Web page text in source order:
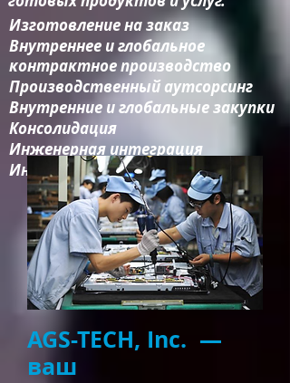
Изготовление на заказ
Внутреннее и глобальное
контрактное производство
Производственный аутсорсинг
Внутренние и глобальные закупки
Консолидация​
Инженерная интеграция​
Инженерные услуги
AGS-TECH, Inc. —
ваш